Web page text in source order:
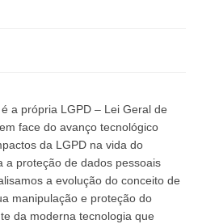
a própria LGPD – Lei Geral de
face do avanço tecnológico
da LGPD na vida do
a proteção de dados pessoais
a evolução do conceito de
manipulação e proteção do
da moderna tecnologia que